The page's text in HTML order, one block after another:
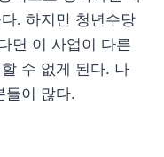
. 하지만 청년수당
면 이 사업이 다른
수 없게 된다. 나
들이 많다.